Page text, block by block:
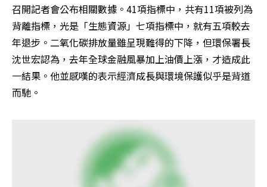
召開記者會公布相關數據。41項指標中，共有11項被列為
背離指標，光是「生態資源」七項指標中，就有五項較去
年退步。二氧化碳排放量雖呈現難得的下降，但環保署長
沈世宏認為，去年全球金融風暴加上油價上漲，才造成此
一結果。他並感嘆的表示經濟成長與環境保護似乎是背道
而馳。